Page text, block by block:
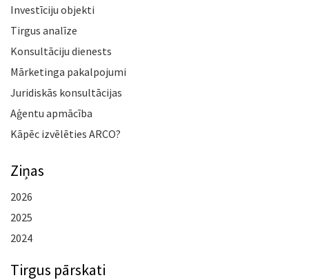
Investīciju objekti
Tirgus analīze
Konsultāciju dienests
Mārketinga pakalpojumi
Juridiskās konsultācijas
Aģentu apmācība
Kāpēc izvēlēties ARCO?
Ziņas
2026
2025
2024
Tirgus pārskati